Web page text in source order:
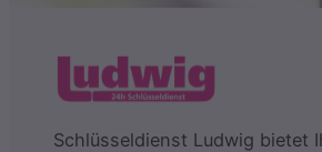
Schlüsseldienst Ludwig bietet